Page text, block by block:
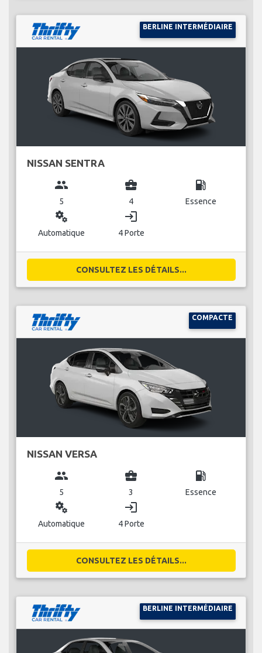
BERLINE INTERMÉDIAIRE
NISSAN SENTRA
group
5
business_center
4
local_gas_station
Essence
miscellaneous_services
Automatique
login
4 Porte
CONSULTEZ LES DÉTAILS...
COMPACTE
NISSAN VERSA
group
5
business_center
3
local_gas_station
Essence
miscellaneous_services
Automatique
login
4 Porte
CONSULTEZ LES DÉTAILS...
BERLINE INTERMÉDIAIRE